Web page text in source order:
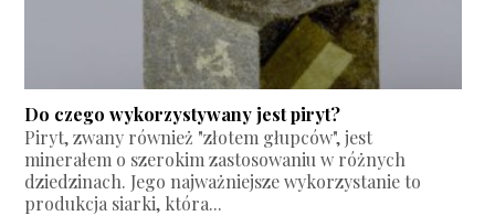
Do czego wykorzystywany jest piryt?
Piryt, zwany również "złotem głupców", jest
minerałem o szerokim zastosowaniu w różnych
dziedzinach. Jego najważniejsze wykorzystanie to
produkcja siarki, która...